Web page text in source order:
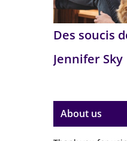
Des soucis
Jennifer Sky
About us